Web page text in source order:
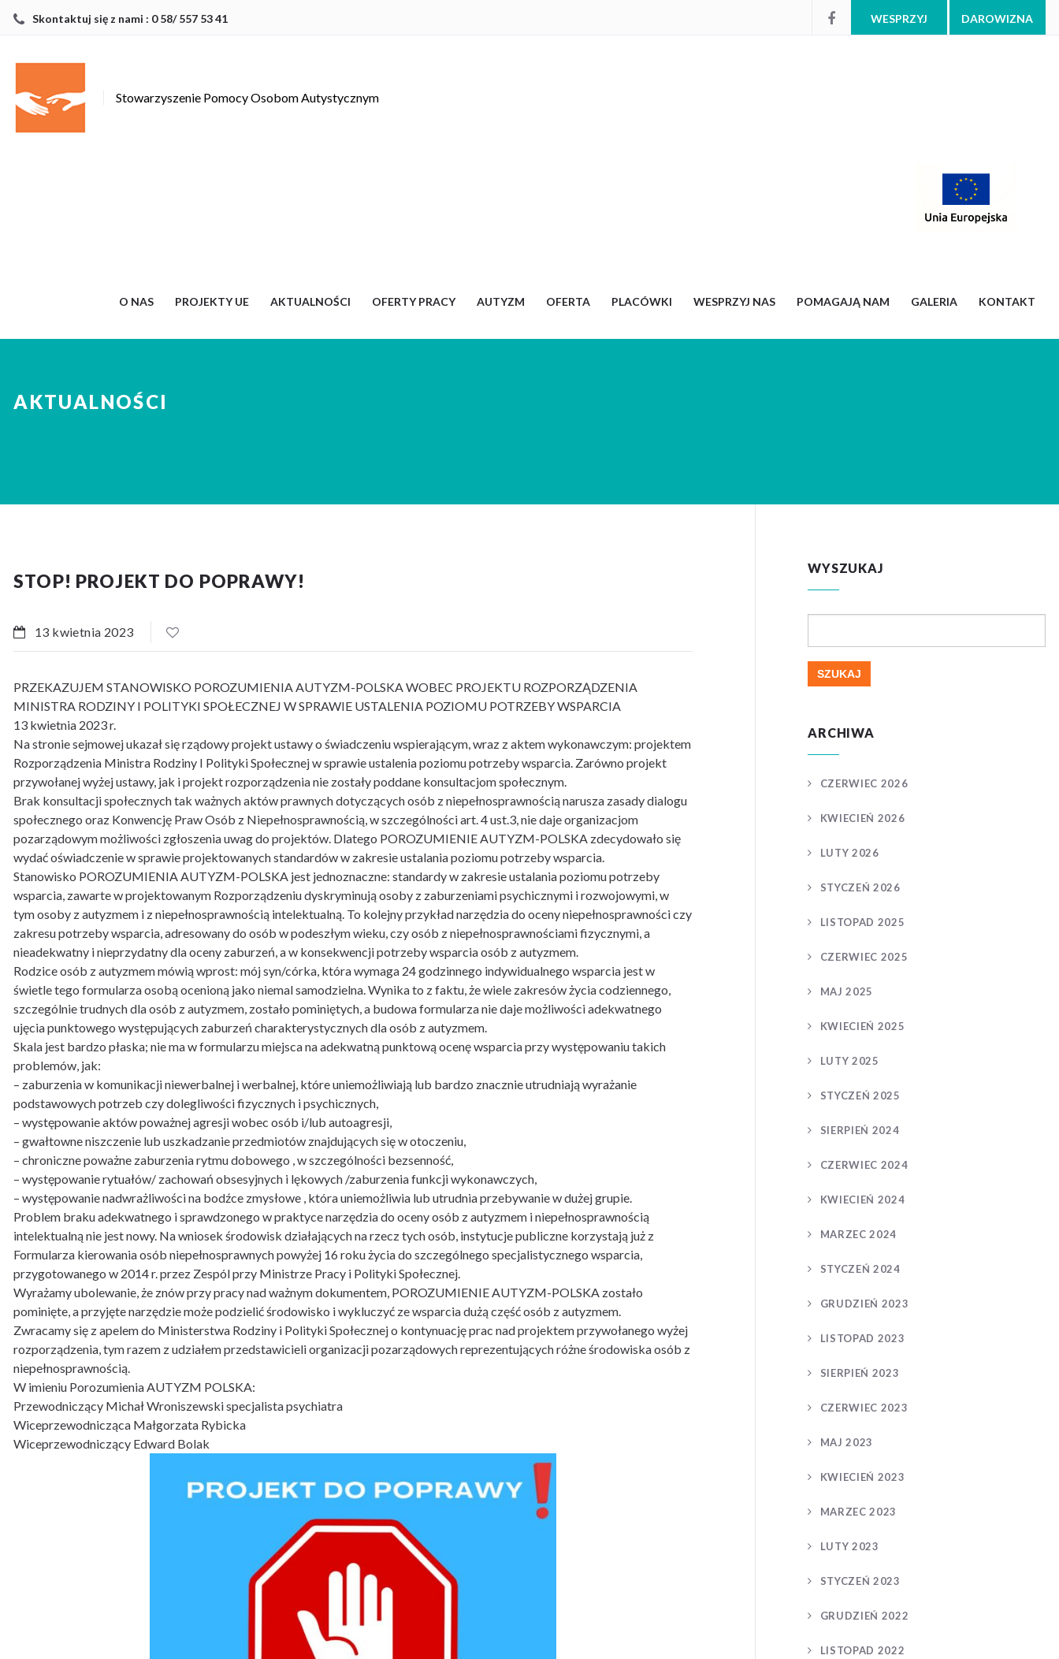
Skontaktuj się z nami : 0 58/ 557 53 41 WESPRZYJ DAROWIZNA
Stowarzyszenie Pomocy Osobom Autystycznym
O NAS PROJEKTY UE AKTUALNOŚCI OFERTY PRACY AUTYZM OFERTA PLACÓWKI WESPRZYJ NAS POMAGAJĄ NAM GALERIA KONTAKT
AKTUALNOŚCI
STOP! PROJEKT DO POPRAWY!
13 kwietnia 2023
PRZEKAZUJEM STANOWISKO POROZUMIENIA AUTYZM-POLSKA WOBEC PROJEKTU ROZPORZĄDZENIA
MINISTRA RODZINY I POLITYKI SPOŁECZNEJ W SPRAWIE USTALENIA POZIOMU POTRZEBY WSPARCIA
13 kwietnia 2023 r.
Na stronie sejmowej ukazał się rządowy projekt ustawy o świadczeniu wspierającym, wraz z aktem wykonawczym: projektem
Rozporządzenia Ministra Rodziny I Polityki Społecznej w sprawie ustalenia poziomu potrzeby wsparcia. Zarówno projekt
przywołanej wyżej ustawy, jak i projekt rozporządzenia nie zostały poddane konsultacjom społecznym.
Brak konsultacji społecznych tak ważnych aktów prawnych dotyczących osób z niepełnosprawnością narusza zasady dialogu
społecznego oraz Konwencję Praw Osób z Niepełnosprawnością, w szczególności art. 4 ust.3, nie daje organizacjom
pozarządowym możliwości zgłoszenia uwag do projektów. Dlatego POROZUMIENIE AUTYZM-POLSKA zdecydowało się
wydać oświadczenie w sprawie projektowanych standardów w zakresie ustalania poziomu potrzeby wsparcia.
Stanowisko POROZUMIENIA AUTYZM-POLSKA jest jednoznaczne: standardy w zakresie ustalania poziomu potrzeby
wsparcia, zawarte w projektowanym Rozporządzeniu dyskryminują osoby z zaburzeniami psychicznymi i rozwojowymi, w
tym osoby z autyzmem i z niepełnosprawnością intelektualną. To kolejny przykład narzędzia do oceny niepełnosprawności czy
zakresu potrzeby wsparcia, adresowany do osób w podeszłym wieku, czy osób z niepełnosprawnościami fizycznymi, a
nieadekwatny i nieprzydatny dla oceny zaburzeń, a w konsekwencji potrzeby wsparcia osób z autyzmem.
Rodzice osób z autyzmem mówią wprost: mój syn/córka, która wymaga 24 godzinnego indywidualnego wsparcia jest w
świetle tego formularza osobą ocenioną jako niemal samodzielna. Wynika to z faktu, że wiele zakresów życia codziennego,
szczególnie trudnych dla osób z autyzmem, zostało pominiętych, a budowa formularza nie daje możliwości adekwatnego
ujęcia punktowego występujących zaburzeń charakterystycznych dla osób z autyzmem.
Skala jest bardzo płaska; nie ma w formularzu miejsca na adekwatną punktową ocenę wsparcia przy występowaniu takich
problemów, jak:
– zaburzenia w komunikacji niewerbalnej i werbalnej, które uniemożliwiają lub bardzo znacznie utrudniają wyrażanie
podstawowych potrzeb czy dolegliwości fizycznych i psychicznych,
– występowanie aktów poważnej agresji wobec osób i/lub autoagresji,
– gwałtowne niszczenie lub uszkadzanie przedmiotów znajdujących się w otoczeniu,
– chroniczne poważne zaburzenia rytmu dobowego , w szczególności bezsenność,
– występowanie rytuałów/ zachowań obsesyjnych i lękowych /zaburzenia funkcji wykonawczych,
– występowanie nadwrażliwości na bodźce zmysłowe , która uniemożliwia lub utrudnia przebywanie w dużej grupie.
Problem braku adekwatnego i sprawdzonego w praktyce narzędzia do oceny osób z autyzmem i niepełnosprawnością
intelektualną nie jest nowy. Na wniosek środowisk działających na rzecz tych osób, instytucje publiczne korzystają już z
Formularza kierowania osób niepełnosprawnych powyżej 16 roku życia do szczególnego specjalistycznego wsparcia,
przygotowanego w 2014 r. przez Zespól przy Ministrze Pracy i Polityki Społecznej.
Wyrażamy ubolewanie, że znów przy pracy nad ważnym dokumentem, POROZUMIENIE AUTYZM-POLSKA zostało
pominięte, a przyjęte narzędzie może podzielić środowisko i wykluczyć ze wsparcia dużą część osób z autyzmem.
Zwracamy się z apelem do Ministerstwa Rodziny i Polityki Społecznej o kontynuację prac nad projektem przywołanego wyżej
rozporządzenia, tym razem z udziałem przedstawicieli organizacji pozarządowych reprezentujących różne środowiska osób z
niepełnosprawnością.
W imieniu Porozumienia AUTYZM POLSKA:
Przewodniczący Michał Wroniszewski specjalista psychiatra
Wiceprzewodnicząca Małgorzata Rybicka
Wiceprzewodniczący Edward Bolak
WYSZUKAJ
ARCHIWA
CZERWIEC 2026
KWIECIEŃ 2026
LUTY 2026
STYCZEŃ 2026
LISTOPAD 2025
CZERWIEC 2025
MAJ 2025
KWIECIEŃ 2025
LUTY 2025
STYCZEŃ 2025
SIERPIEŃ 2024
CZERWIEC 2024
KWIECIEŃ 2024
MARZEC 2024
STYCZEŃ 2024
GRUDZIEŃ 2023
LISTOPAD 2023
SIERPIEŃ 2023
CZERWIEC 2023
MAJ 2023
KWIECIEŃ 2023
MARZEC 2023
LUTY 2023
STYCZEŃ 2023
GRUDZIEŃ 2022
LISTOPAD 2022